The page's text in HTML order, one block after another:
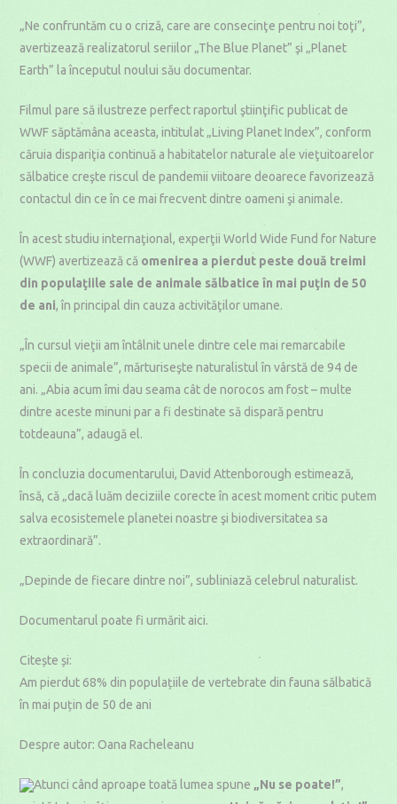
„Ne confruntăm cu o criză, care are consecinţe pentru noi toţi”,
avertizează realizatorul seriilor „The Blue Planet” şi „Planet
Earth” la începutul noului său documentar.
Filmul pare să ilustreze perfect raportul ştiinţific publicat de
WWF săptămâna aceasta, intitulat „Living Planet Index”, conform
căruia dispariţia continuă a habitatelor naturale ale vieţuitoarelor
sălbatice creşte riscul de pandemii viitoare deoarece favorizează
contactul din ce în ce mai frecvent dintre oameni şi animale.
În acest studiu internaţional, experţii World Wide Fund for Nature
(WWF) avertizează că omenirea a pierdut peste două treimi
din populaţiile sale de animale sălbatice în mai puţin de 50
de ani, în principal din cauza activităţilor umane.
„În cursul vieţii am întâlnit unele dintre cele mai remarcabile
specii de animale”, mărturiseşte naturalistul în vârstă de 94 de
ani. „Abia acum îmi dau seama cât de norocos am fost – multe
dintre aceste minuni par a fi destinate să dispară pentru
totdeauna”, adaugă el.
În concluzia documentarului, David Attenborough estimează,
însă, că „dacă luăm deciziile corecte în acest moment critic putem
salva ecosistemele planetei noastre şi biodiversitatea sa
extraordinară”.
„Depinde de fiecare dintre noi”, subliniază celebrul naturalist.
Documentarul poate fi urmărit aici.
Citește și:
Am pierdut 68% din populațiile de vertebrate din fauna sălbatică
în mai puțin de 50 de ani
Despre autor: Oana Racheleanu
Atunci când aproape toată lumea spune „Nu se poate!”,